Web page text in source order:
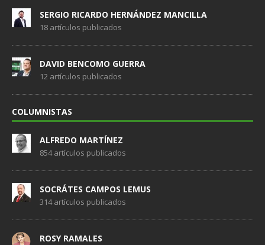
SERGIO RICARDO HERNÁNDEZ MANCILLA
18 artículos publicados
DAVID BENCOMO GUERRA
12 artículos publicados
COLUMNISTAS
ALFREDO MARTÍNEZ
854 artículos publicados
SOCRÁTES CAMPOS LEMUS
314 artículos publicados
ROSY RAMALES